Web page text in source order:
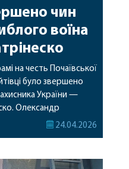
чин
воїна
на честь Почаївської
було звершено
України —
Олександр
2024 року
служби та захисту
24.04.2026